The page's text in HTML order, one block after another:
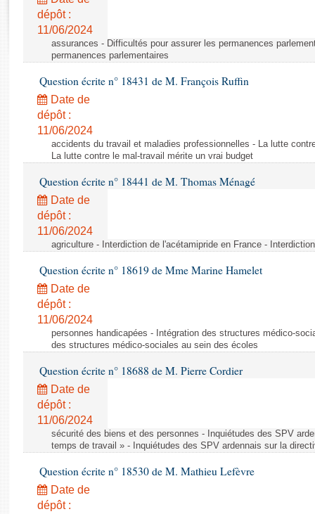
Rapports d'enquête
Rapports législatifs
Baromètre de l’application des lois
Dossiers législatifs
Budget et sécurité sociale
Questions écrites et orales
Comptes rendus des débats
dépôt :
11/06/2024
assurances - Difficultés pour assurer les permanences
permanences parlementaires
Question écrite n° 18431 de M. François Ruffin
Date de
dépôt :
11/06/2024
accidents du travail et maladies professionnelles - La lutte
La lutte contre le mal-travail mérite un vrai budget
Question écrite n° 18441 de M. Thomas Ménagé
Date de
dépôt :
11/06/2024
agriculture - Interdiction de l'acétamipride en France -
Question écrite n° 18619 de Mme Marine Hamelet
Date de
dépôt :
11/06/2024
personnes handicapées - Intégration des structures médico-
des structures médico-sociales au sein des écoles
Question écrite n° 18688 de M. Pierre Cordier
Date de
dépôt :
11/06/2024
sécurité des biens et des personnes - Inquiétudes des SPV
temps de travail » - Inquiétudes des SPV ardennais sur la
Question écrite n° 18530 de M. Mathieu Lefèvre
Date de
dépôt :